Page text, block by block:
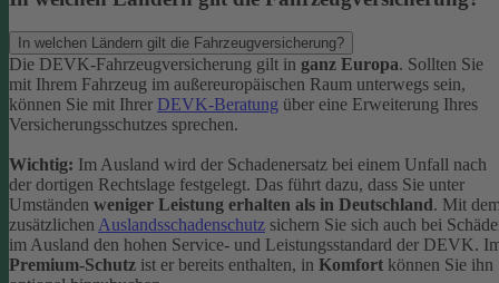
In welchen Ländern gilt die Fahrzeugversicherung?
Die DEVK-Fahrzeugversicherung gilt in ganz Europa. Sollten Sie
mit Ihrem Fahrzeug im außereuropäischen Raum unterwegs sein,
können Sie mit Ihrer DEVK-Beratung über eine Erweiterung Ihres
Versicherungsschutzes sprechen.
Wichtig: Im Ausland wird der Schadenersatz bei einem Unfall nach
der dortigen Rechtslage festgelegt. Das führt dazu, dass Sie unter
Umständen weniger Leistung erhalten als in Deutschland. Mit
zusätzlichenAuslandsschadenschutz sichern Sie sich auch bei
im Ausland den hohen Service- und Leistungsstandard der DEVK.
Premium-Schutz ist er bereits enthalten, in Komfort können Sie ihn